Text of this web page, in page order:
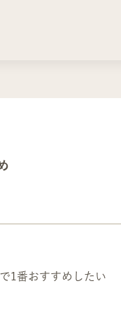
1番おすすめしたい